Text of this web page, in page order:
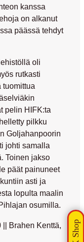
kanssa
on alkanut
päässä tehdyt
oli
rutkasti
tuomittua
pelin HIFK:ta
pilkku
Goljahanpoorin
johti samalla
Toinen jakso
päät painuneet
asti ja
lopulta maalin
osumilla.
Brahen Kenttä,